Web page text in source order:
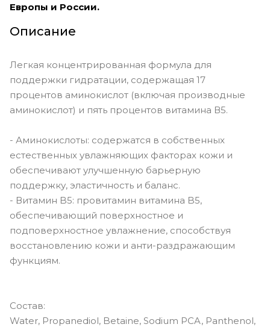
Европы и России.
Описание
Легкая концентрированная формула для
поддержки гидратации, содержащая 17
процентов аминокислот (включая производные
аминокислот) и пять процентов витамина В5.
- Аминокислоты: содержатся в собственных
естественных увлажняющих факторах кожи и
обеспечивают улучшенную барьерную
поддержку, эластичность и баланс.
- Витамин B5: провитамин витамина B5,
обеспечивающий поверхностное и
подповерхностное увлажнение, способствуя
восстановлению кожи и анти-раздражающим
функциям.
Состав:
Water, Propanediol, Betaine, Sodium PCA, Panthenol,